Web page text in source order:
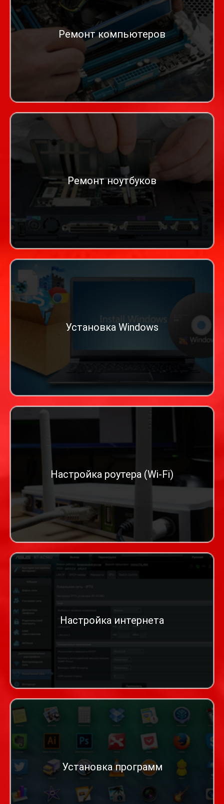
Ремонт компьютеров
Ремонт ноутбуков
Установка Windows
Настройка роутера (Wi-Fi)
Настройка интернета
Установка программ